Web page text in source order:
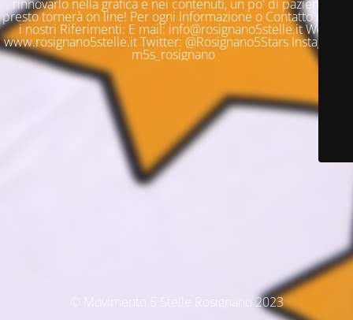
rinnovarlo nella grafica e nei contenuti, un po' di pazienza e
presto tornerà on line! Per ogni Informazione o Contatto questi
i nostri Riferimenti: E mail: info@rosignano5stelle.it Web:
www.rosignano5stelle.it Twitter: @Rosignano5Stars Instagram:
m5s_rosignano
© Movimento 5 Stelle Rosignano 2023